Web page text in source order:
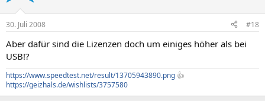
30. Juli 2008 #18
Aber dafür sind die Lizenzen doch um einiges höher als bei
USB!?
https://www.speedtest.net/result/13705943890.png 👍
https://geizhals.de/wishlists/3757580